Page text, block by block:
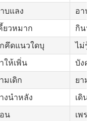
บแลง
อาหารมื้อ
ยวหมาก
กินหมาก
คึดแนวใดบุ
ไม่รู้คิดอย่
ให้เพิ่น
บังคับให้
มเดิก
ยามดึก
งนำหลัง
เดินตามห
น
เพราะว่า